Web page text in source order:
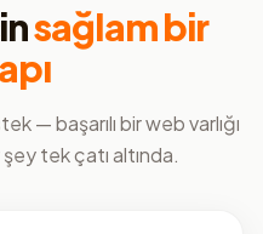
sağlam bir
— başarılı bir web varlığı
tek çatı altında.